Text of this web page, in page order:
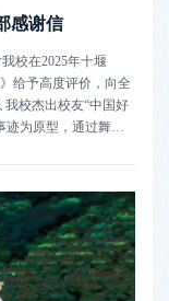
感谢信
校在2025年十堰
给予高度评价，向全
校杰出校友“中国好
为原型，通过舞台
创新“大思政课”载体